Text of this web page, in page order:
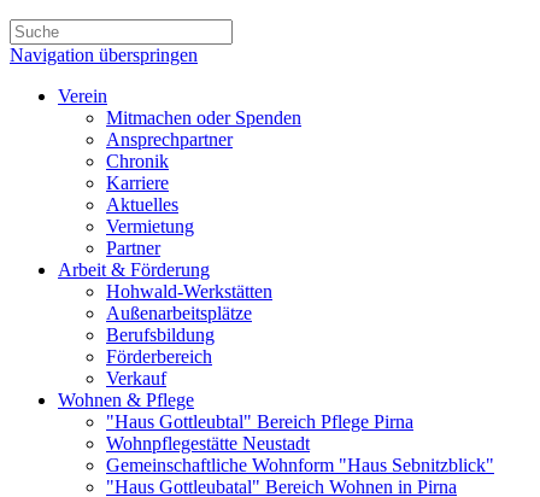
Navigation überspringen
Verein
Mitmachen oder Spenden
Ansprechpartner
Chronik
Karriere
Aktuelles
Vermietung
Partner
Arbeit & Förderung
Hohwald-Werkstätten
Außenarbeitsplätze
Berufsbildung
Förderbereich
Verkauf
Wohnen & Pflege
"Haus Gottleubtal" Bereich Pflege Pirna
Wohnpflegestätte Neustadt
Gemeinschaftliche Wohnform "Haus Sebnitzblick"
"Haus Gottleubatal" Bereich Wohnen in Pirna